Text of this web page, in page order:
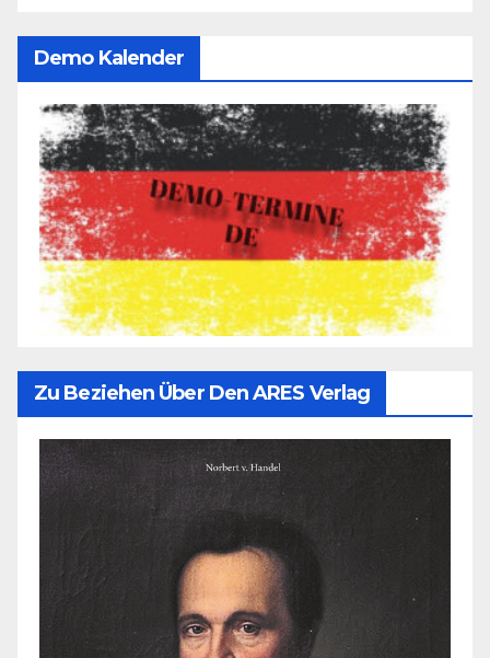
Demo Kalender
Zu Beziehen Über Den ARES Verlag